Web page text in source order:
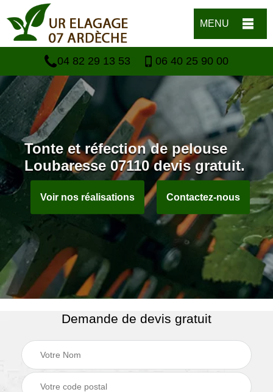
MENU
04 82 29 13 53 06 40 25 90 00
Tonte et réfection de pelouse
Loubaresse 07110 devis gratuit.
Voir nos réalisations Contactez-nous
Demande de devis gratuit